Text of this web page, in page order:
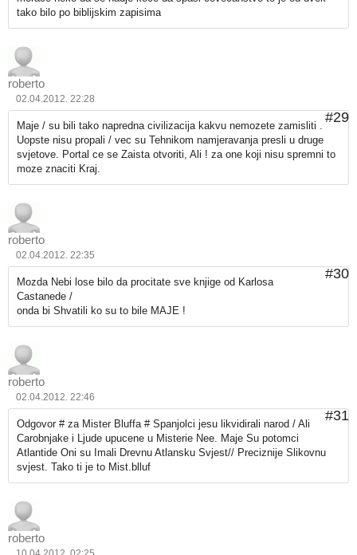
tako bilo po biblijskim zapisima
roberto
02.04.2012. 22:28
#29
Maje / su bili tako napredna civilizacija kakvu nemozete zamisliti .
Uopste nisu propali / vec su Tehnikom namjeravanja presli u druge
svjetove. Portal ce se Zaista otvoriti, Ali ! za one koji nisu spremni to
moze znaciti Kraj.
roberto
02.04.2012. 22:35
#30
Mozda Nebi lose bilo da procitate sve knjige od Karlosa
Castanede /
onda bi Shvatili ko su to bile MAJE !
roberto
02.04.2012. 22:46
#31
Odgovor # za Mister Bluffa # Spanjolci jesu likvidirali narod / Ali
Carobnjake i Ljude upucene u Misterie Nee. Maje Su potomci
Atlantide Oni su Imali Drevnu Atlansku Svjest// Preciznije Slikovnu
svjest. Tako ti je to Mist.blluf
roberto